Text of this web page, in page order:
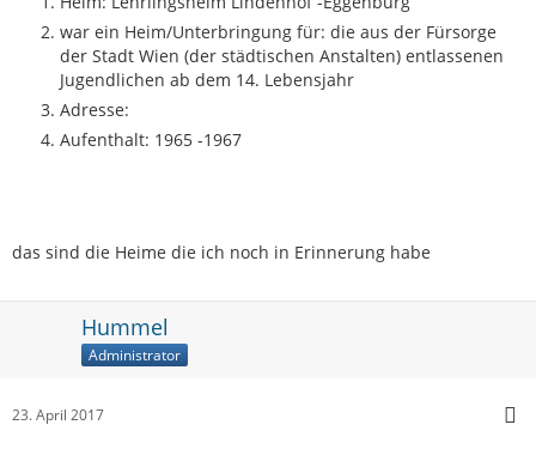
war ein Heim/Unterbringung für: die aus der Fürsorge
der Stadt Wien (der städtischen Anstalten) entlassenen
Jugendlichen ab dem 14. Lebensjahr
Adresse:
Aufenthalt: 1965 -1967
das sind die Heime die ich noch in Erinnerung habe
Hummel
Administrator
23. April 2017